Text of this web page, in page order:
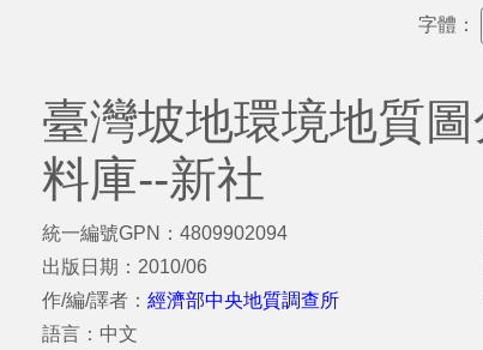
字體：
臺灣坡地環境地質
料庫--新社
統一編號GPN：4809902094
出版日期：2010/06
作/編/譯者： 經濟部中央地質調查所
語言：中文